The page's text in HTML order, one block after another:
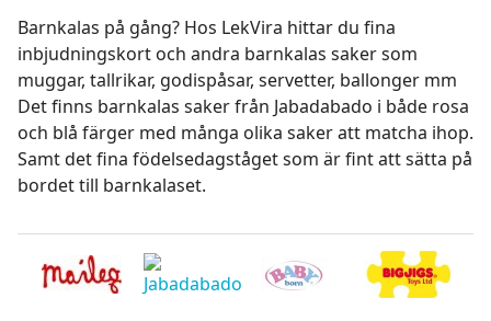
Barnkalas på gång? Hos LekVira hittar du fina
inbjudningskort och andra barnkalas saker som
muggar, tallrikar, godispåsar, servetter, ballonger mm
Det finns barnkalas saker från Jabadabado i både rosa
och blå färger med många olika saker att matcha ihop.
Samt det fina födelsedagståget som är fint att sätta på
bordet till barnkalaset.